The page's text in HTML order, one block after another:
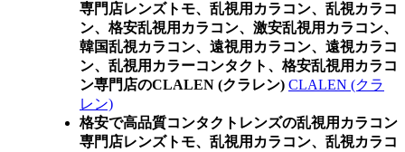
専門店レンズトモ、乱視用カラコン、乱視カラコ
ン、格安乱視用カラコン、激安乱視用カラコン、
韓国乱視カラコン、遠視用カラコン、遠視カラコ
ン、乱視用カラーコンタクト、格安乱視用カラコ
ン専門店のCLALEN (クラレン) CLALEN (クラ
レン)
格安で高品質コンタクトレンズの乱視用カラコン
専門店レンズトモ、乱視用カラコン、乱視カラコ